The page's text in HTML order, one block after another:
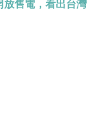
售電，看出台灣